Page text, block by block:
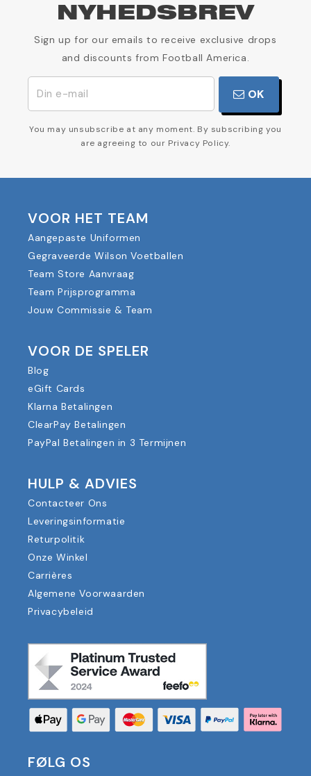
NYHEDSBREV
Sign up for our emails to receive exclusive drops
and discounts from Football America.
OK
You may unsubscribe at any moment. By subscribing you
are agreeing to our Privacy Policy.
VOOR HET TEAM
Aangepaste Uniformen
Gegraveerde Wilson Voetballen
Team Store Aanvraag
Team Prijsprogramma
Jouw Commissie & Team
VOOR DE SPELER
Blog
eGift Cards
Klarna Betalingen
ClearPay Betalingen
PayPal Betalingen in 3 Termijnen
HULP & ADVIES
Contacteer Ons
Leveringsinformatie
Returpolitik
Onze Winkel
Carrières
Algemene Voorwaarden
Privacybeleid
FØLG OS